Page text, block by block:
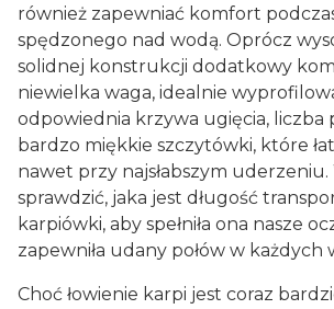
również zapewniać komfort
spędzonego nad wodą. Oprócz
solidnej konstrukcji dodatkowy
niewielka waga, idealnie
odpowiednia krzywa ugięcia, liczba
bardzo miękkie szczytówki, które
nawet przy najsłabszym
sprawdzić, jaka jest długość
karpiówki, aby spełniła ona nasze
zapewniła udany połów w każdych
Choć łowienie karpi jest coraz